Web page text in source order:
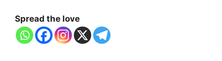
Spread the love